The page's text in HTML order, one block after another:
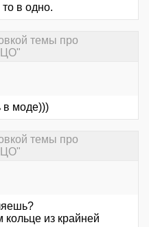
то в одно.
темы про
в моде)))
темы про
из крайней